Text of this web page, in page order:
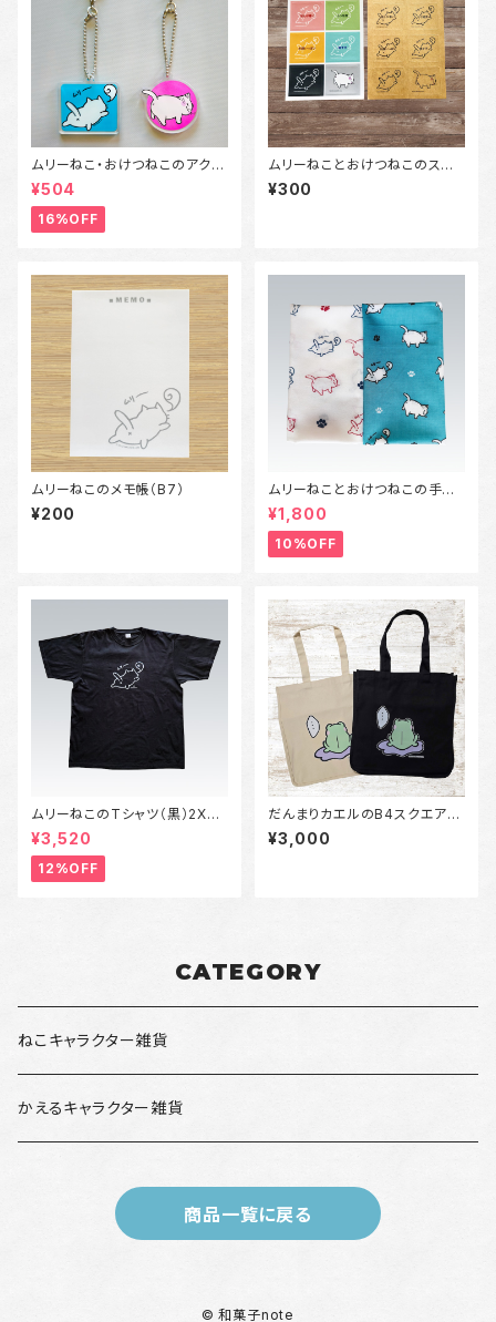
ムリーねこ・おけつねこのアクリ
ルキーホルダー兼アンブレラマ
ーカー
¥504
16%OFF
ムリーねことおけつねこのステッ
カー
¥300
ムリーねこのメモ帳（B7）
¥200
ムリーねことおけつねこの手ぬ
ぐい
¥1,800
10%OFF
ムリーねこのTシャツ（黒）2XL
サイズ～3XLサイズ
¥3,520
12%OFF
だんまりカエルのB4スクエア型
キャンバストートバッグ（白/黒）
¥3,000
CATEGORY
ねこキャラクター雑貨
かえるキャラクター雑貨
商品一覧に戻る
© 和菓子note